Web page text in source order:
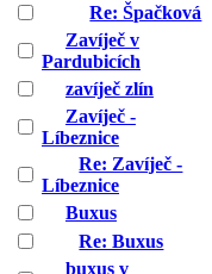
Re: Špačková
Zavíječ v
Pardubicích
zavíječ zlín
Zavíječ -
Líbeznice
Re: Zavíječ -
Líbeznice
Buxus
Re: Buxus
buxus v